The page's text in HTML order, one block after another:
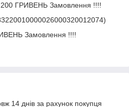
ГРИВЕНЬ Замовлення !!!!
Замовлення !!!!
14 днів за рахунок покупця